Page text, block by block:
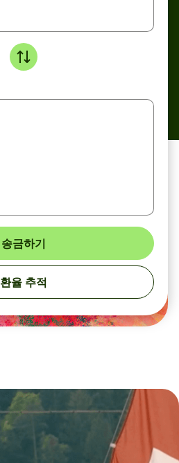
송금하기
환율 추적